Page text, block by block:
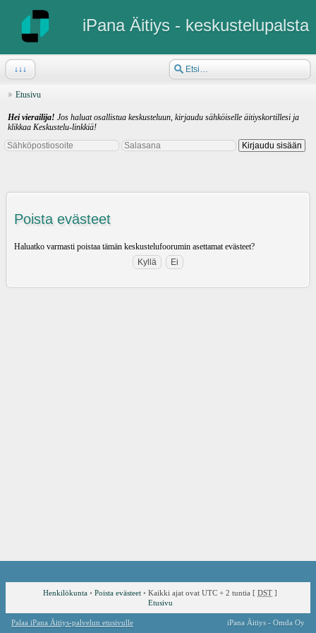
iPana Äitiys - keskustelupalsta
↓↓↓
Etusivu
Hei vierailija! Jos haluat osallistua keskusteluun, kirjaudu sähköiselle äitiyskortillesi ja
klikkaa Keskustelu-linkkiä!
Poista evästeet
Haluatko varmasti poistaa tämän keskustelufoorumin asettamat evästeet?
Henkilökunta • Poista evästeet • Kaikki ajat ovat UTC + 2 tuntia [ DST ]
Etusivu
Palaa iPana Äitiys-palvelun etusivulle iPana Äitiys - Omda Oy